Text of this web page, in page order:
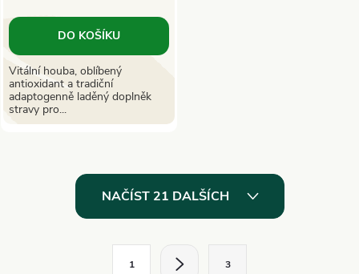
DO KOŠÍKU
Vitální houba, oblíbený
antioxidant a tradiční
adaptogenně laděný doplněk
stravy pro...
NAČÍST 21 DALŠÍCH
1 3